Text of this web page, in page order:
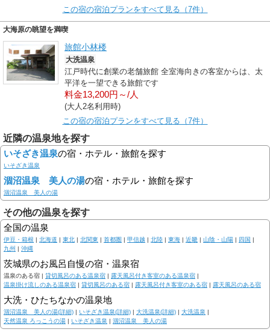
この宿の宿泊プランをすべて見る（7件）
大海原の眺望を満喫
旅館小林楼
大洗温泉
江戸時代に創業の老舗旅館 全室海向きの客室からは、太
平洋を一望できる旅館です
料金13,200円～/人
(大人2名利用時)
この宿の宿泊プランをすべて見る（7件）
近隣の温泉地を探す
いそざき温泉の宿・ホテル・旅館を探す
いそざき温泉
涸沼温泉 美人の湯の宿・ホテル・旅館を探す
涸沼温泉 美人の湯
その他の温泉を探す
全国の温泉
伊豆・箱根 | 北海道 | 東北 | 北関東 | 首都圏 | 甲信越 | 北陸 | 東海 | 近畿 | 山陰・山陽 | 四国 |
九州 | 沖縄
茨城県のお風呂自慢の宿・温泉宿
温泉のある宿 | 貸切風呂のある温泉宿 | 露天風呂付き客室のある温泉宿 |
温泉掛け流しのある温泉宿 | 貸切風呂のある宿 | 露天風呂付き客室のある宿 | 露天風呂のある宿
大洗・ひたちなかの温泉地
涸沼温泉 美人の湯(詳細) | いそざき温泉(詳細) | 大洗温泉(詳細) | 大洗温泉 |
天然温泉 ろっこうの湯 | いそざき温泉 | 涸沼温泉 美人の湯